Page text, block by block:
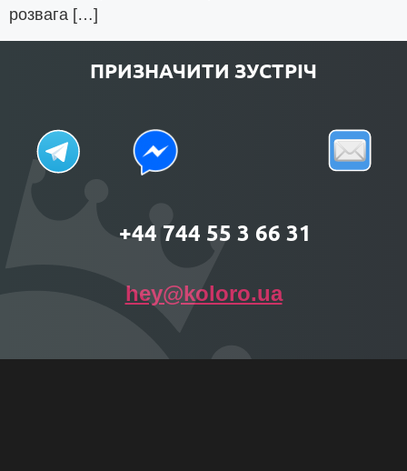
розвага […]
ПРИЗНАЧИТИ ЗУСТРІЧ
+44 744 55 3 66 31
hey@koloro.ua